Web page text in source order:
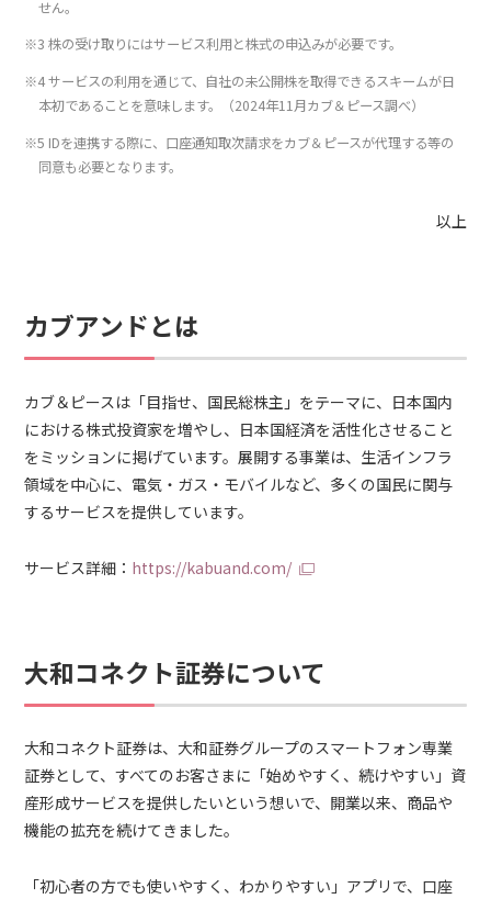
せん。
※3 株の受け取りにはサービス利用と株式の申込みが必要です。
※4 サービスの利用を通じて、自社の未公開株を取得できるスキームが日
本初であることを意味します。（2024年11月カブ＆ピース調べ）
※5 IDを連携する際に、口座通知取次請求をカブ＆ピースが代理する等の
同意も必要となります。
以上
カブアンドとは
カブ＆ピースは「目指せ、国民総株主」をテーマに、日本国内
における株式投資家を増やし、日本国経済を活性化させること
をミッションに掲げています。展開する事業は、生活インフラ
領域を中心に、電気・ガス・モバイルなど、多くの国民に関与
するサービスを提供しています。
サービス詳細： https://kabuand.com/
大和コネクト証券について
大和コネクト証券は、大和証券グループのスマートフォン専業
証券として、すべてのお客さまに「始めやすく、続けやすい」資
産形成サービスを提供したいという想いで、開業以来、商品や
機能の拡充を続けてきました。
「初心者の方でも使いやすく、わかりやすい」アプリで、口座